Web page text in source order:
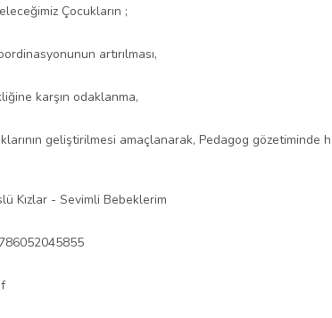
Çocukların ;
artırılması,
karşın odaklanma,
geliştirilmesi amaçlanarak, Pedagog gözetiminde
Kızlar - Sevimli Bebeklerim